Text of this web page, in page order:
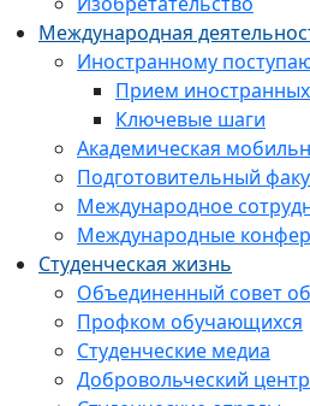
Международная
Иностранному
Прием
Ключевые шаги
Академическая
Подготовительный
Международное
Международные
Студенческая жизнь
Объединенный совет
Профком обучающихся
Студенческие медиа
Добровольческий центр